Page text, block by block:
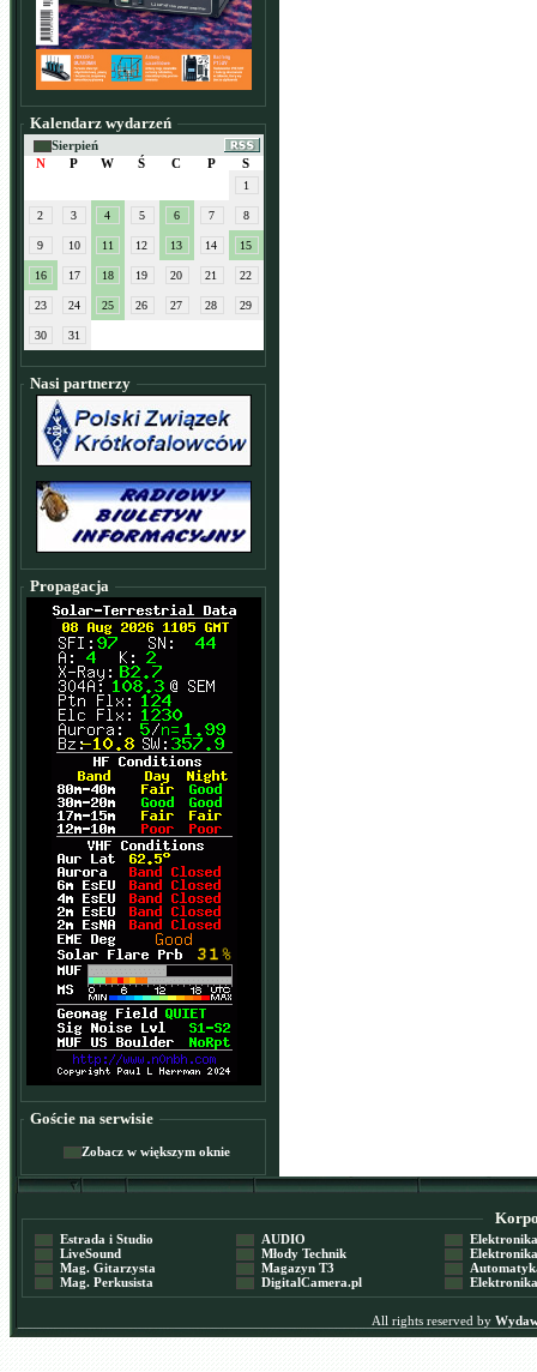
Kalendarz wydarzeń
Sierpień
N
P W Ś C P S
1
2 3 4 5 6 7 8
9 10 11 12 13 14 15
16 17 18 19 20 21 22
23 24 25 26 27 28 29
30 31
Nasi partnerzy
Propagacja
Goście na serwisie
Zobacz w większym oknie
Estrada i Studio
LiveSound
Mag. Gitarzysta
Mag. Perkusista
AUDIO
Młody Technik
Magazyn T3
DigitalCamera.pl
Elektronika
Elektronika
Automatyka
Elektronika
All rights reserved by